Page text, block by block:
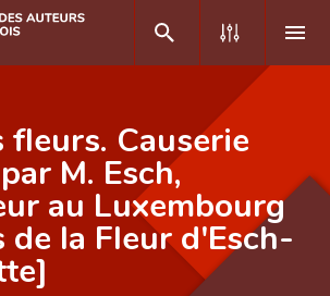
fleurs. Causerie
M. Esch,
au Luxembourg
de la Fleur d'Esch-